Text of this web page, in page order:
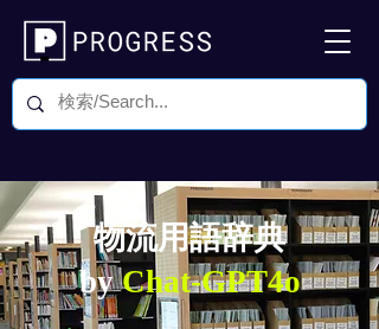
物流用語辞典
byChat-GPT4o